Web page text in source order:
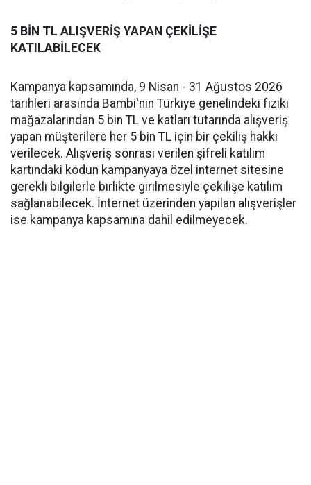
5 BİN TL ALIŞVERİŞ YAPAN ÇEKİLİŞE
KATILABİLECEK
Kampanya kapsamında, 9 Nisan - 31 Ağustos 2026
tarihleri arasında Bambi'nin Türkiye genelindeki fiziki
mağazalarından 5 bin TL ve katları tutarında alışveriş
yapan müşterilere her 5 bin TL için bir çekiliş hakkı
verilecek. Alışveriş sonrası verilen şifreli katılım
kartındaki kodun kampanyaya özel internet sitesine
gerekli bilgilerle birlikte girilmesiyle çekilişe katılım
sağlanabilecek. İnternet üzerinden yapılan alışverişler
ise kampanya kapsamına dahil edilmeyecek.